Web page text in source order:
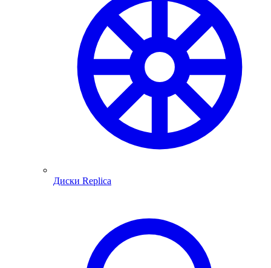
Диски Replica